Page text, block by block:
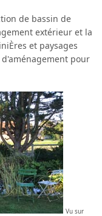
de bassin de
extérieur et la
et paysages
d'aménagement pour
Vu sur